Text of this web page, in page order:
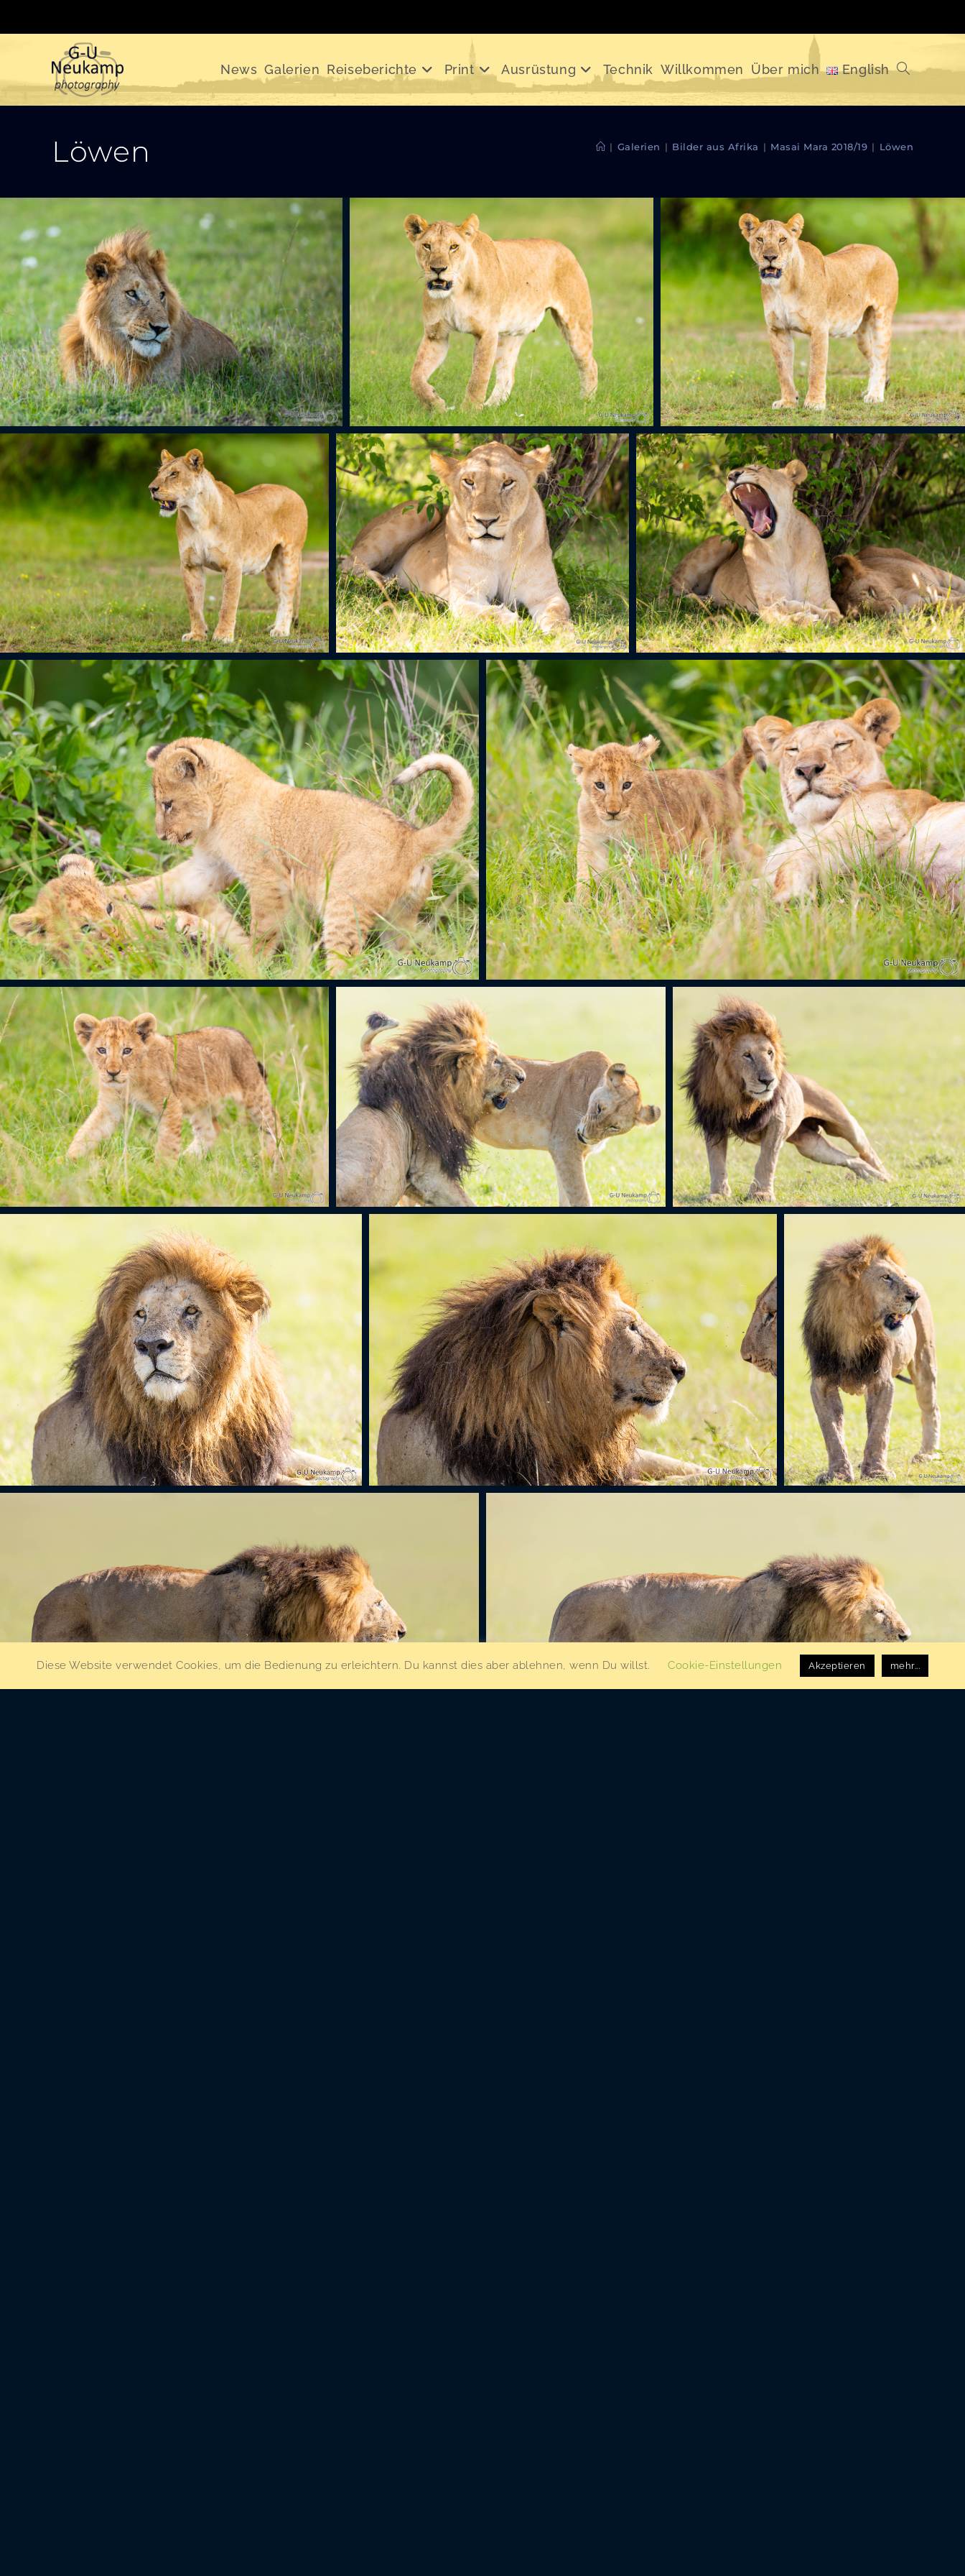
springen
News Galerien Reiseberichte Print Ausrüstung Technik Willkommen Über mich English Website-
umschalten
Löwen | Galerien | Bilder aus Afrika | Masai Mara 2018/19 | Löwen
Diese Website verwendet Cookies, um die Bedienung zu erleichtern. Du kannst dies aber ablehnen, wenn Du willst. Cookie-Einstellungen Akzeptieren mehr...